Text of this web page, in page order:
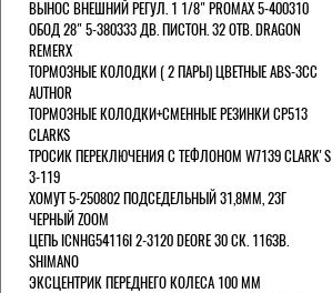
ВЫНОС ВНЕШНИЙ РЕГУЛ. 1 1/8" PROMAX 5-400310
ОБОД 28" 5-380333 ДВ. ПИСТОН. 32 ОТВ. DRAGON
REMERX
ТОРМОЗНЫЕ КОЛОДКИ ( 2 ПАРЫ) ЦВЕТНЫЕ ABS-3CC
AUTHOR
ТОРМОЗНЫЕ КОЛОДКИ+СМЕННЫЕ РЕЗИНКИ CP513
CLARKS
ТРОСИК ПЕРЕКЛЮЧЕНИЯ С ТЕФЛОНОМ W7139 СLARK'S
3-119
ХОМУТ 5-250802 ПОДСЕДЕЛЬНЫЙ 31,8ММ, 23Г
ЧЕРНЫЙ ZOOM
ЦЕПЬ ICNHG54116I 2-3120 DEORE 30 СК. 116ЗВ.
SHIMANO
ЭКСЦЕНТРИК ПЕРЕДНЕГО КОЛЕСА 100 ММ